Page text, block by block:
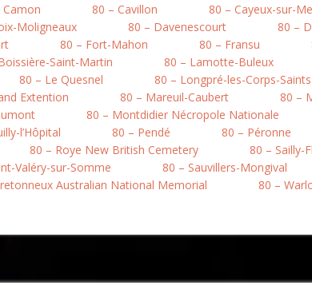
Camon 80 – Cavillon 80 – Cayeux-sur-
Moligneaux 80 – Davenescourt 80 –
80 – Fort-Mahon 80 – Fransu
Saint-Martin 80 – Lamotte-Buleux
80 – Le Quesnel 80 – Longpré-les-Corps-Saints
Extention
80 – Mareuil-Caubert 80 –
80 – Montdidier Nécropole Nationale
l’Hôpital 80 – Pendé 80 – Péronne
80 – Roye New British Cemetery 80 – Sailly-
Valéry-sur-Somme 80 – Sauvillers-Mongival
Australian National Memorial 80 –